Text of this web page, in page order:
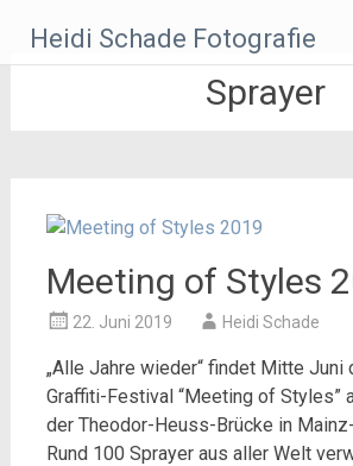
Inhalt
springen
Heidi Schade Fotografie
Sprayer
Meeting of Styles
22. Juni 2019 Heidi Schade
„Alle Jahre wieder“ findet Mitte Juni
Graffiti-Festival “Meeting of Styles”
der Theodor-Heuss-Brücke in
Rund 100 Sprayer aus aller Welt